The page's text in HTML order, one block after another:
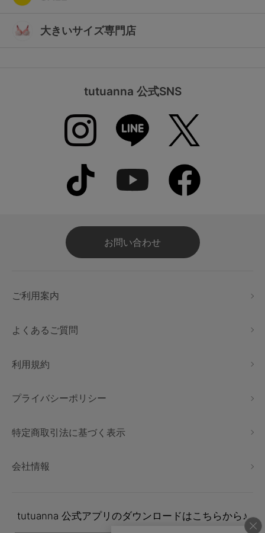
大きいサイズ専門店
tutuanna 公式SNS
お問い合わせ
ご利用案内
よくあるご質問
利用規約
プライバシーポリシー
特定商取引法に基づく表示
会社情報
tutuanna 公式アプリのダウンロードはこちらから♪